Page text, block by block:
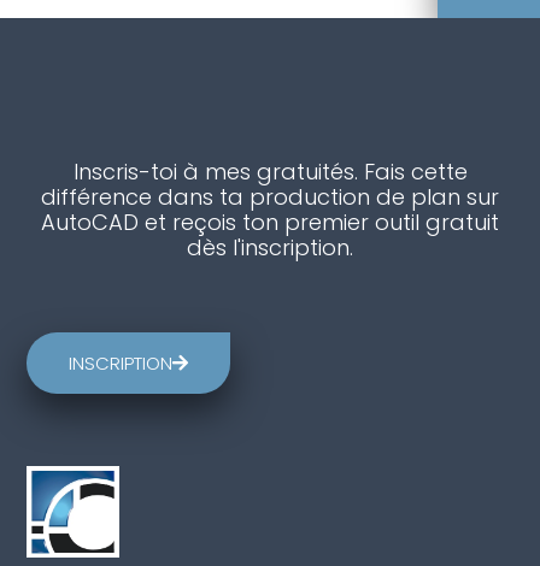
Inscris-toi à mes gratuités. Fais cette
différence dans ta production de plan sur
AutoCAD et reçois ton premier outil gratuit
dès l'inscription.
INSCRIPTION